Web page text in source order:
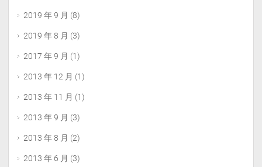
2019 年 9 月 (8)
2019 年 8 月 (3)
2017 年 9 月 (1)
2013 年 12 月 (1)
2013 年 11 月 (1)
2013 年 9 月 (3)
2013 年 8 月 (2)
2013 年 6 月 (3)